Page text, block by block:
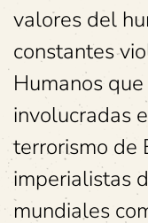
valores del
constantes
Humanos
involucradas
terrorismo de
imperialistas
mundiales